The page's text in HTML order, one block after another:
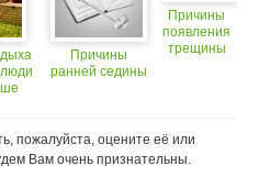
Причины
ранней седины
Причины
появления
трещины
пожалуйста, оцените её или
Вам очень признательны.